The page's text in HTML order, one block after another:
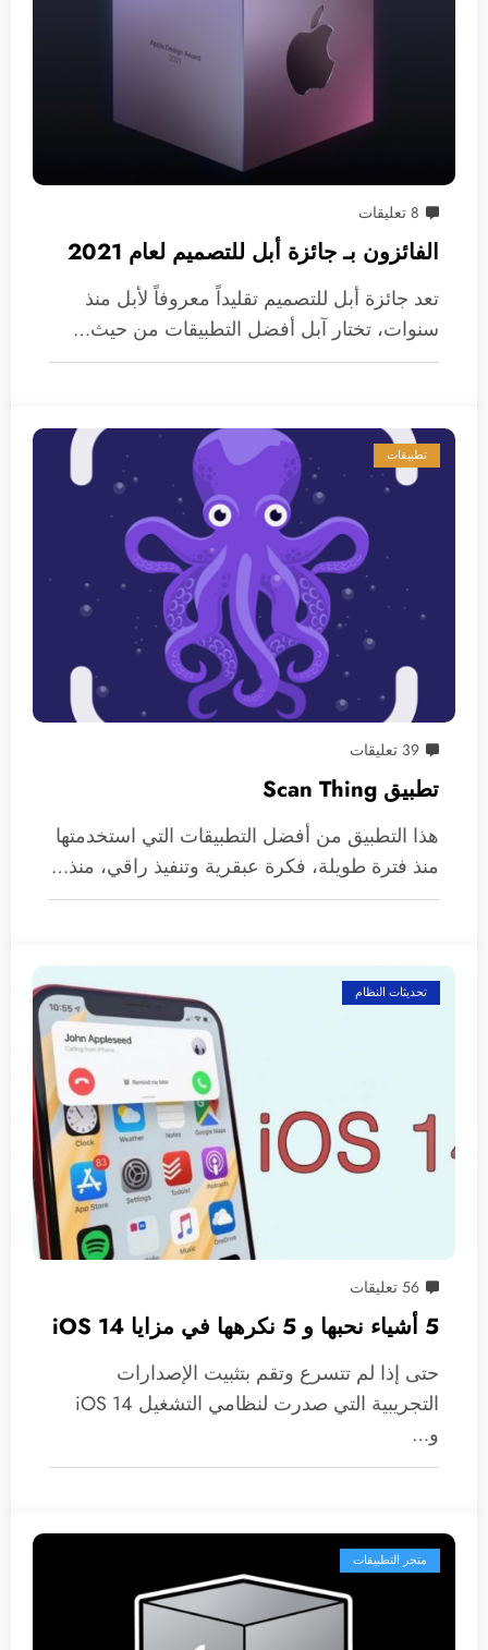
8 تعليقات
الفائزون بـ جائزة أبل للتصميم لعام 2021
تعد جائزة أبل للتصميم تقليداً معروفاً لأبل منذ
سنوات، تختار آبل أفضل التطبيقات من حيث…
تطبيقات
39 تعليقات
تطبيق Scan Thing
هذا التطبيق من أفضل التطبيقات التي استخدمتها
منذ فترة طويلة، فكرة عبقرية وتنفيذ راقي، منذ…
تحديثات النظام
56 تعليقات
5 أشياء نحبها و 5 نكرهها في مزايا iOS 14
حتى إذا لم تتسرع وتقم بتثبيت الإصدارات
التجريبية التي صدرت لنظامي التشغيل iOS 14
و…
متجر التطبيقات